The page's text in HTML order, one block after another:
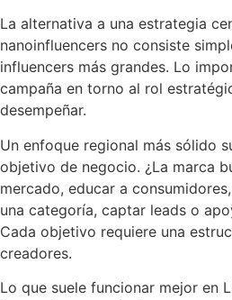
La alternativa a una estrategia
nanoinfluencers no consiste
influencers más grandes. Lo
campaña en torno al rol
desempeñar.
Un enfoque regional más sólido
objetivo de negocio. ¿La marca
mercado, educar a
una categoría, captar leads o
Cada objetivo requiere una
creadores.
Lo que suele funcionar mejor en